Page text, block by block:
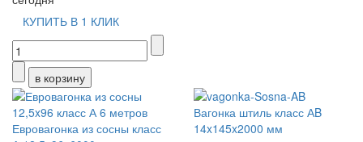
КУПИТЬ В 1 КЛИК
Евровагонка из сосны класс
Вагонка штиль класс АB
14x145x2000 мм